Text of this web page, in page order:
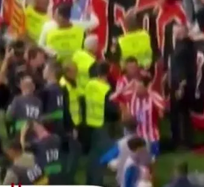
El Atlético-Real Madrid manchado
único identificado ha sido expulsado
Compartir
El derbi entre elReal Madrid y el
polémica en el mundo del fútbol. Uno
partido
casi 20 minutos en el minuto
mecherosy algunas botellas de agua